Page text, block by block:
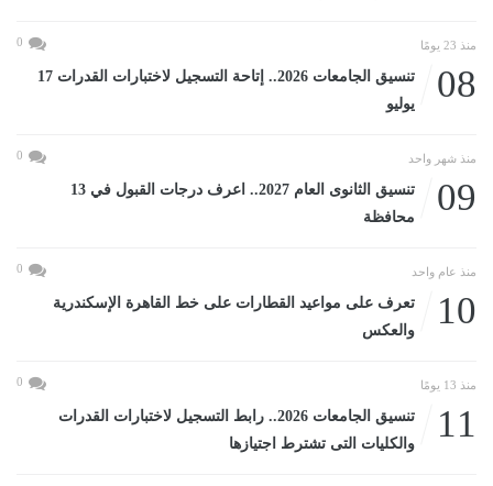
منذ 23 يومًا 0
08
تنسيق الجامعات 2026.. إتاحة التسجيل لاختبارات القدرات 17
يوليو
منذ شهر واحد 0
09
تنسيق الثانوى العام 2027.. اعرف درجات القبول في 13
محافظة
منذ عام واحد 0
10
تعرف على مواعيد القطارات على خط القاهرة الإسكندرية
والعكس
منذ 13 يومًا 0
11
تنسيق الجامعات 2026.. رابط التسجيل لاختبارات القدرات
والكليات التى تشترط اجتيازها